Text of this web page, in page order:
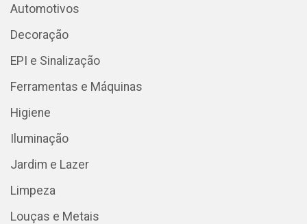
Automotivos
Decoração
EPI e Sinalização
Ferramentas e Máquinas
Higiene
Iluminação
Jardim e Lazer
Limpeza
Louças e Metais